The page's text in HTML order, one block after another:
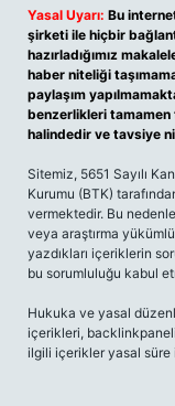
Yasal Uyarı: Bu
şirketi ile hiçbir
hazırladığımız
haber niteliği
paylaşım
benzerlikleri
halindedir ve tavsiye
Sitemiz, 5651 Sayılı
Kurumu (BTK)
vermektedir. Bu
veya araştırma
yazdıkları içeriklerin
bu sorumluluğu kabul
Hukuka ve yasal
içerikleri,
ilgili içerikler yasal süre